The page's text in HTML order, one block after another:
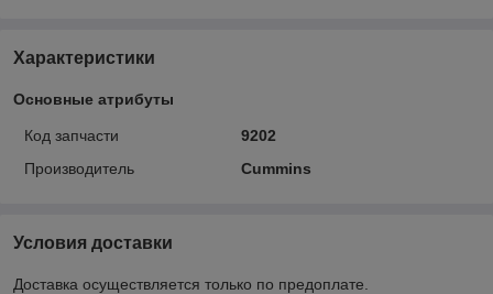
Характеристики
Основные атрибуты
Код запчасти
9202
Производитель
Cummins
Условия доставки
Доставка осуществляется только по предоплате.